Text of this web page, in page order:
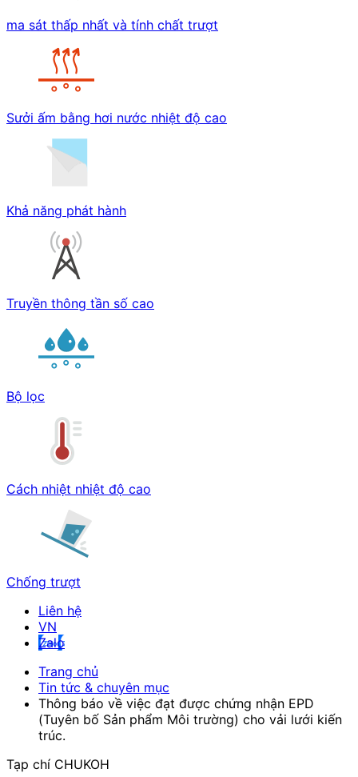
ma sát thấp nhất và tính chất trượt
Sưởi ấm bằng hơi nước nhiệt độ cao
Khả năng phát hành
Truyền thông tần số cao
Bộ lọc
Cách nhiệt nhiệt độ cao
Chống trượt
Liên hệ
Zalo
Trang chủ
Tin tức & chuyên mục
Thông báo về việc đạt được chứng nhận EPD
(Tuyên bố Sản phẩm Môi trường) cho vải lưới kiến
trúc.
Tạp chí CHUKOH